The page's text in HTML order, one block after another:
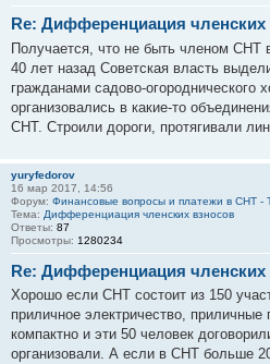
Re: Дифференциация членских
Получается, что не быть членом СНТ
40 лет назад Советская власть
гражданами садово-огороднического
организовались в какие-то
СНТ. Строили дороги, протягивали
yuryfedorov
16 мар 2017, 14:56
Форум: Финансовые вопросы и платежи в СНТ -
Тема: Дифференциация членских взносов
Ответы: 87
Просмотры: 1280234
Re: Дифференциация членских
Хорошо если СНТ состоит из 150
приличное электричество,
компактно и эти 50 человек
организовали. А если в СНТ больше